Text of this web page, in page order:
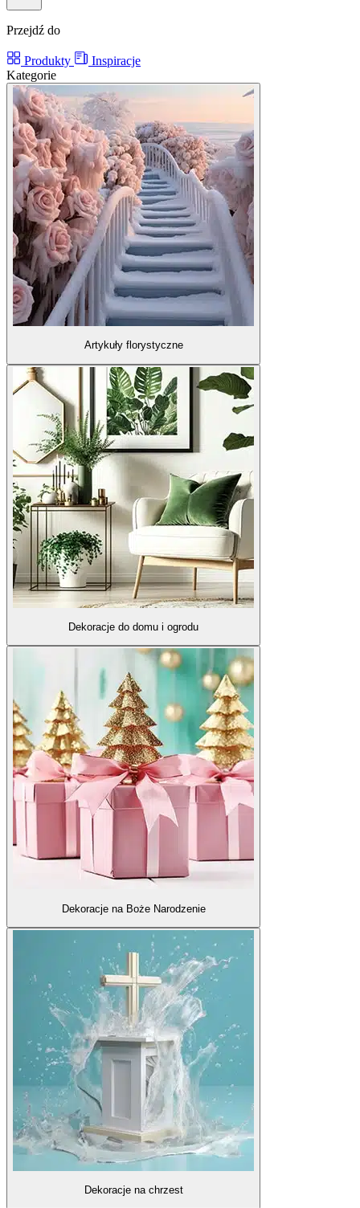
Przejdź do
Produkty
Inspiracje
Kategorie
Artykuły florystyczne
Dekoracje do domu i ogrodu
Dekoracje na Boże Narodzenie
Dekoracje na chrzest